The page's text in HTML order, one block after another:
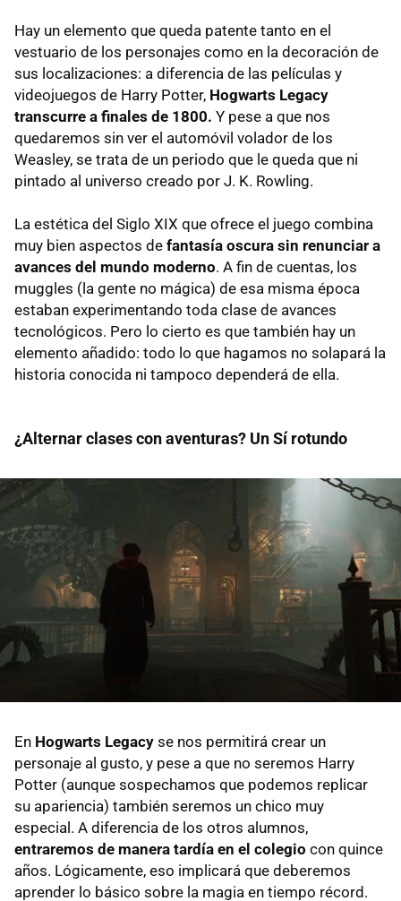
Hay un elemento que queda patente tanto en el
vestuario de los personajes como en la decoración de
sus localizaciones: a diferencia de las películas y
videojuegos de Harry Potter, Hogwarts Legacy
transcurre a finales de 1800. Y pese a que nos
quedaremos sin ver el automóvil volador de los
Weasley, se trata de un periodo que le queda que ni
pintado al universo creado por J. K. Rowling.
La estética del Siglo XIX que ofrece el juego combina
muy bien aspectos de fantasía oscura sin renunciar a
avances del mundo moderno. A fin de cuentas, los
muggles (la gente no mágica) de esa misma época
estaban experimentando toda clase de avances
tecnológicos. Pero lo cierto es que también hay un
elemento añadido: todo lo que hagamos no solapará la
historia conocida ni tampoco dependerá de ella.
¿Alternar clases con aventuras? Un Sí rotundo
En Hogwarts Legacy se nos permitirá crear un
personaje al gusto, y pese a que no seremos Harry
Potter (aunque sospechamos que podemos replicar
su apariencia) también seremos un chico muy
especial. A diferencia de los otros alumnos,
entraremos de manera tardía en el colegio con quince
años. Lógicamente, eso implicará que deberemos
aprender lo básico sobre la magia en tiempo récord.